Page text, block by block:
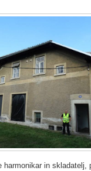
harmonikar in skladatelj,